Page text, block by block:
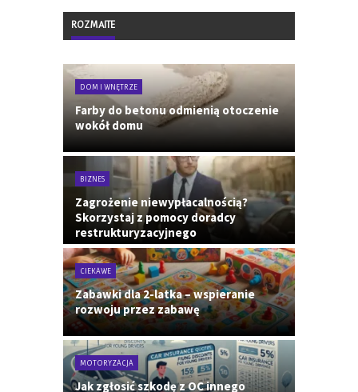
ROZMAITE
DOM I WNĘTRZE
Farby do betonu odmienią otoczenie
wokół domu
BIZNES
Zagrożenie niewypłacalnością?
Skorzystaj z pomocy doradcy
restrukturyzacyjnego
CIEKAWE
Zabawki dla 2-latka – wspieranie
rozwoju przez zabawę
MOTORYZACJA
Jak zgłosić szkodę z OC innego